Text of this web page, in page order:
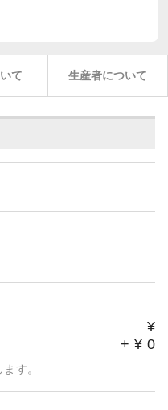
て 生産者について
¥
+ ¥ 0
す。